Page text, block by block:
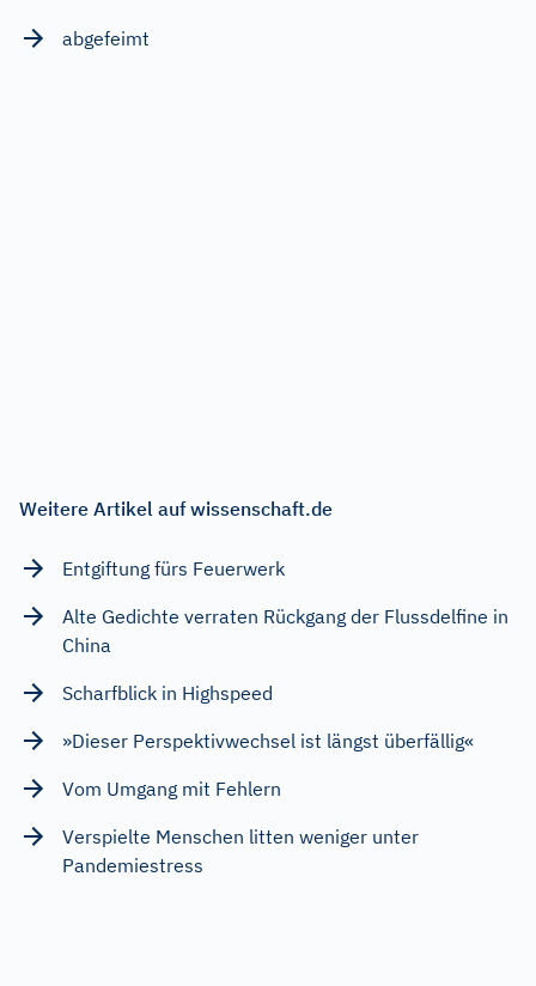
abgefeimt
Weitere Artikel auf wissenschaft.de
Entgiftung fürs Feuerwerk
Alte Gedichte verraten Rückgang der Flussdelfine in
China
Scharfblick in Highspeed
»Dieser Perspektivwechsel ist längst überfällig«
Vom Umgang mit Fehlern
Verspielte Menschen litten weniger unter
Pandemiestress